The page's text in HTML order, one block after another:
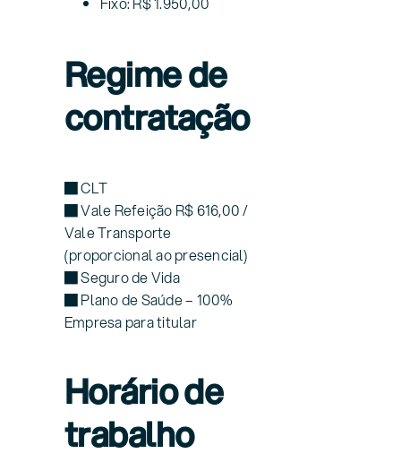
Regime de
contratação
■ CLT
■ Vale Refeição R$ 616,00 /
Vale Transporte
(proporcional ao presencial)
■ Seguro de Vida
■ Plano de Saúde – 100%
Empresa para titular
Horário de
trabalho